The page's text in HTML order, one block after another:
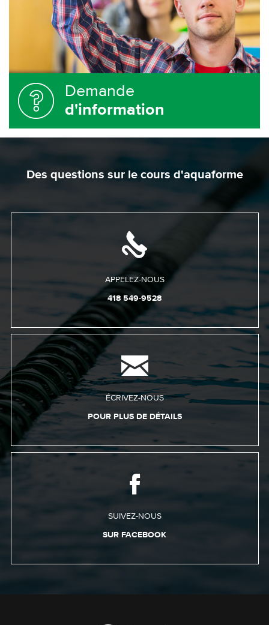
Demande
d'information
Des questions sur le cours d'aquaforme
APPELEZ-NOUS
418 549-9528
ÉCRIVEZ-NOUS
POUR PLUS DE DÉTAILS
SUIVEZ-NOUS
SUR FACEBOOK